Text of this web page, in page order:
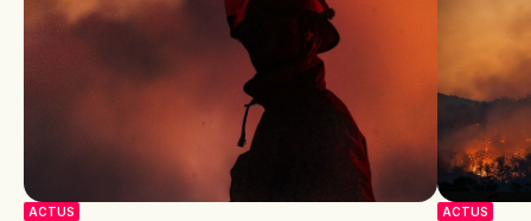
ACTUS ACTUS